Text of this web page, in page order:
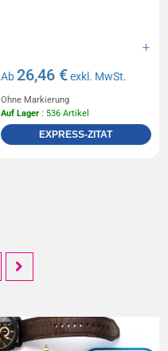
Ab26,46 €exkl. MwSt.
Ohne Markierung
Auf Lager : 536 Artikel
EXPRESS-ZITAT